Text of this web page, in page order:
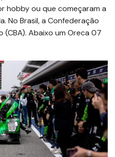
hobby ou que começaram a
No Brasil, a Confederação
(CBA). Abaixo um Oreca 07